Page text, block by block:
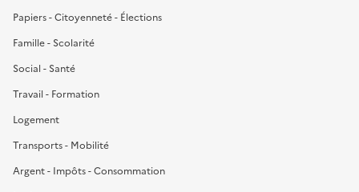
Papiers - Citoyenneté - Élections
Famille - Scolarité
Social - Santé
Travail - Formation
Logement
Transports - Mobilité
Argent - Impôts - Consommation